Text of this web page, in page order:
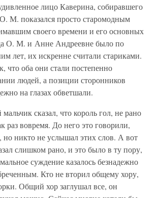
лицо Каверина, собиравшего
М. показался просто старомодным
своего времени и его основных
О. М. и Анне Андреевне было по
лет, их искренне считали стариками.
что оба они стали постепенно
людей, а позиции сторонников
на глазах обветшали.
сказал, что король гол, не рано
раз вовремя. До него это говорили,
но никто не услышал этих слов. А вот
слишком рано, и это было в ту пору,
суждение казалось безнадежно
Кто не вторил общему хору,
Общий хор заглушал все, он